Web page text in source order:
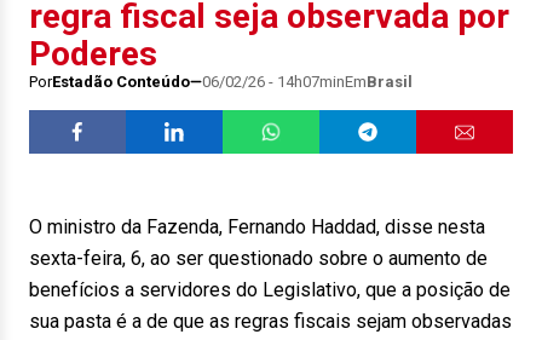
regra fiscal seja observada por
Poderes
PorEstadão Conteúdo 06/02/26 - 14h07minEmBrasil
O ministro da Fazenda, Fernando Haddad, disse nesta
sexta-feira, 6, ao ser questionado sobre o aumento de
benefícios a servidores do Legislativo, que a posição de
sua pasta é a de que as regras fiscais sejam observadas